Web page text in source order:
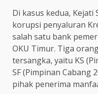
Di kasus kedua,
korupsi penyaluran
salah satu bank
OKU Timur. Tiga
tersangka, yaitu KS
SF (Pimpinan Cabang
pihak penerima